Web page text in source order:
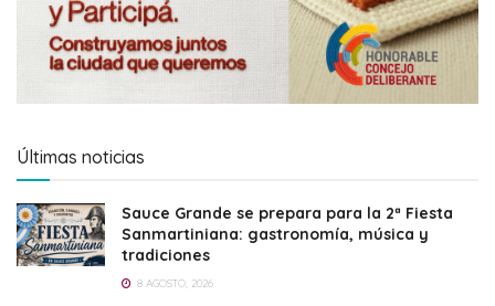
Últimas noticias
Sauce Grande se prepara para la 2ª Fiesta
Sanmartiniana: gastronomía, música y
tradiciones
8 AGOSTO, 2026